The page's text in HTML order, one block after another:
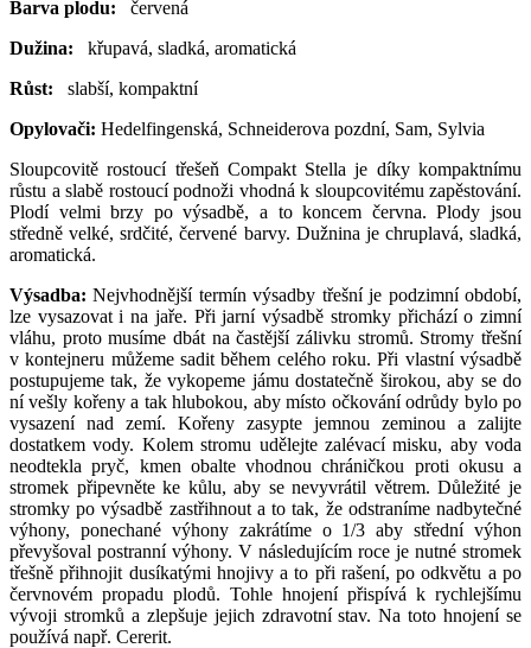
Barva plodu: červená
Dužina: křupavá, sladká, aromatická
Růst: slabší, kompaktní
Opylovači: Hedelfingenská, Schneiderova pozdní, Sam, Sylvia
Sloupcovitě rostoucí třešeň Compakt Stella je díky kompaktnímu
růstu a slabě rostoucí podnoži vhodná k sloupcovitému zapěstování.
Plodí velmi brzy po výsadbě, a to koncem června. Plody jsou
středně velké, srdčité, červené barvy. Dužnina je chruplavá, sladká,
aromatická.
Výsadba: Nejvhodnější termín výsadby třešní je podzimní období,
lze vysazovat i na jaře. Při jarní výsadbě stromky přichází o zimní
vláhu, proto musíme dbát na častější zálivku stromů. Stromy třešní
v kontejneru můžeme sadit během celého roku. Při vlastní výsadbě
postupujeme tak, že vykopeme jámu dostatečně širokou, aby se do
ní vešly kořeny a tak hlubokou, aby místo očkování odrůdy bylo po
vysazení nad zemí. Kořeny zasypte jemnou zeminou a zalijte
dostatkem vody. Kolem stromu udělejte zalévací misku, aby voda
neodtekla pryč, kmen obalte vhodnou chráničkou proti okusu a
stromek připevněte ke kůlu, aby se nevyvrátil větrem. Důležité je
stromky po výsadbě zastřihnout a to tak, že odstraníme nadbytečné
výhony, ponechané výhony zakrátíme o 1/3 aby střední výhon
převyšoval postranní výhony. V následujícím roce je nutné stromek
třešně přihnojit dusíkatými hnojivy a to při rašení, po odkvětu a po
červnovém propadu plodů. Tohle hnojení přispívá k rychlejšímu
vývoji stromků a zlepšuje jejich zdravotní stav. Na toto hnojení se
používá např. Cererit.